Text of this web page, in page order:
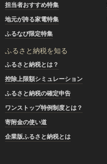
担当者おすすめ特集
地元が誇る家電特集
ふるなび限定特集
ふるさと納税を知る
ふるさと納税とは？
控除上限額シミュレーション
ふるさと納税の確定申告
ワンストップ特例制度とは？
寄附金の使い道
企業版ふるさと納税とは